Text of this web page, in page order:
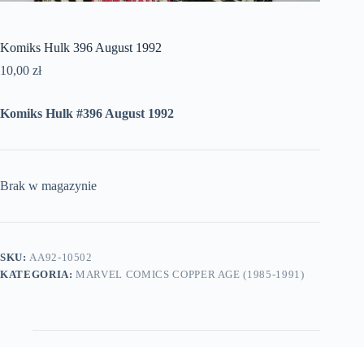
Komiks Hulk 396 August 1992
10,00 zł
Komiks Hulk #396 August 1992
Brak w magazynie
SKU:AA92-10502
KATEGORIA:MARVEL COMICS COPPER AGE (1985-1991)